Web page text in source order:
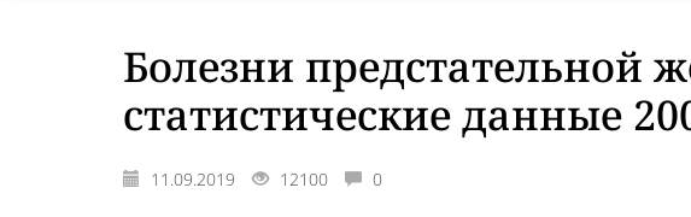
Болезни предстательной
статистические данные
11.09.2019 12100 0